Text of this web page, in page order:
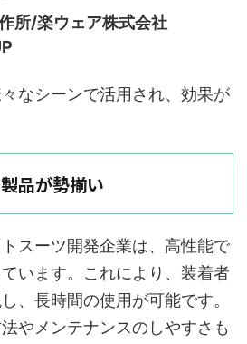
所/楽ウェア株式会社
なシーンで活用され、効果が
品が勢揃い
スーツ開発企業は、高性能で
います。これにより、装着者
、長時間の使用が可能です。
やメンテナンスのしやすさも